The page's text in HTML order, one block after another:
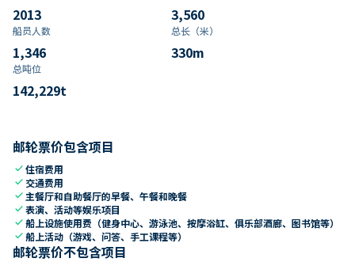
2013 3,560
船员人数
1,346
总长（米）
330m
总吨位
142,229t
邮轮票价包含项目
check住宿费用
check 交通费用
check 主餐厅和自助餐厅的早餐、午餐和晚餐
check表演、活动等娱乐项目
check船上设施使用费（健身中心、游泳池、按摩浴缸、俱乐部酒廊、图书馆等）
check船上活动（游戏、问答、手工课程等）
邮轮票价不包含项目